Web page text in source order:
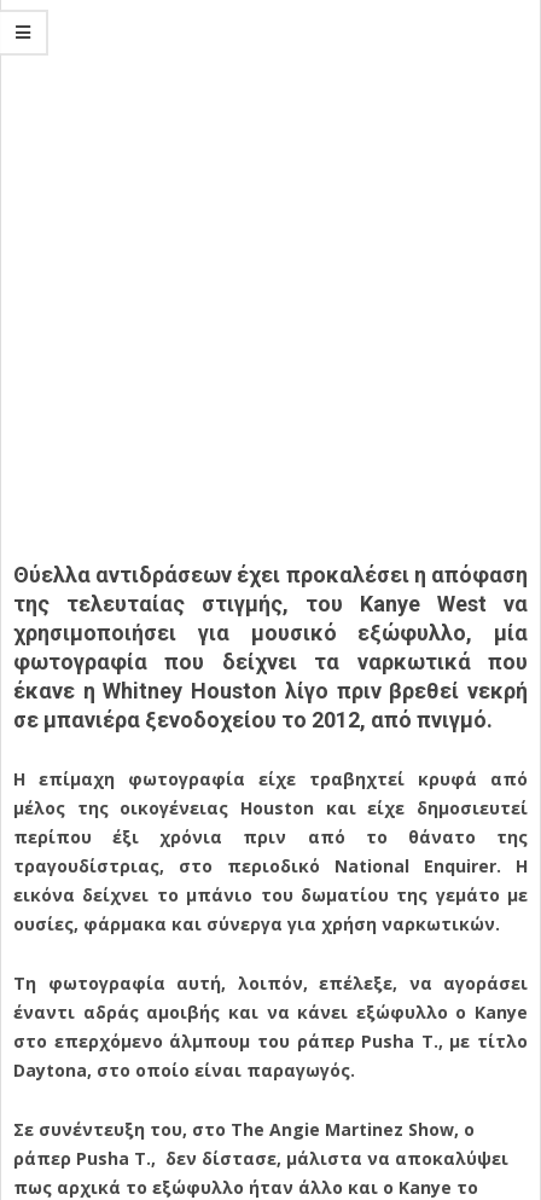
Θύελλα αντιδράσεων έχει προκαλέσει η απόφαση
της τελευταίας στιγμής, του Kanye West να
χρησιμοποιήσει για μουσικό εξώφυλλο, μία
φωτογραφία που δείχνει τα ναρκωτικά που
έκανε η Whitney Houston λίγο πριν βρεθεί νεκρή
σε μπανιέρα ξενοδοχείου το 2012, από πνιγμό.
Η επίμαχη φωτογραφία είχε τραβηχτεί κρυφά από
μέλος της οικογένειας Houston και είχε δημοσιευτεί
περίπου έξι χρόνια πριν από το θάνατο της
τραγουδίστριας, στο περιοδικό National Enquirer. Η
εικόνα δείχνει το μπάνιο του δωματίου της γεμάτο με
ουσίες, φάρμακα και σύνεργα για χρήση ναρκωτικών.
Τη φωτογραφία αυτή, λοιπόν, επέλεξε, να αγοράσει
έναντι αδράς αμοιβής και να κάνει εξώφυλλο ο Kanye
στο επερχόμενο άλμπουμ του ράπερ Pusha Τ., με τίτλο
Daytona, στο οποίο είναι παραγωγός.
Σε συνέντευξη του, στο The Angie Martinez Show, ο
ράπερ Pusha Τ., δεν δίστασε, μάλιστα να αποκαλύψει
πως αρχικά το εξώφυλλο ήταν άλλο και ο Kanye το